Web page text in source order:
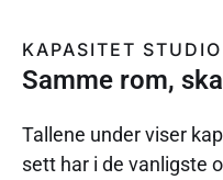
KAPASITET
Samme rom,
Tallene under viser
sett har i de vanligste